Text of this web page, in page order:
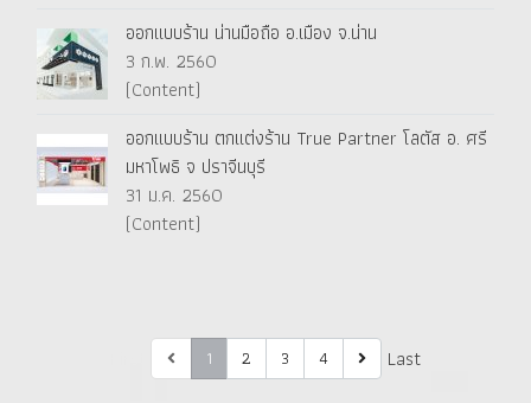
ออกแบบร้าน น่านมือถือ อ.เมือง จ.น่าน
3 ก.พ. 2560
(Content)
ออกแบบร้าน ตกแต่งร้าน True Partner โลตัส อ. ศรี
มหาโพธิ จ ปราจีนบุรี
31 ม.ค. 2560
(Content)
1 2 3 4 Last